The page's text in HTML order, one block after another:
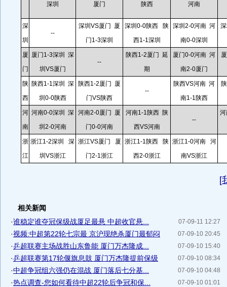
深圳 厦门 陕西 河南
深
圳
--
深圳VS厦门 厦
门1-3深圳
深圳0-0陕西 陕
西1-1深圳
深圳2-0河南 河
南0-0深圳
厦
门
厦门1-3深圳 深
圳VS厦门
--
陕西1-2厦门 延
期
厦门0-0河南 河
南2-0厦门
陕
西
陕西1-1深圳 深
圳0-0陕西
陕西1-2厦门 厦
门VS陕西
--
陕西VS河南 河
南1-1陕西
河
南
河南0-0深圳 深
圳2-0河南
河南2-0厦门 厦
门0-0河南
河南1-1陕西 陕
西VS河南
--
浙
江
浙江1-2深圳 深
圳VS浙江
浙江VS厦门 厦
门2-1浙江
浙江1-1陕西 陕
西2-0浙江
浙江1-0河南 河
南VS浙江
[
相关新闻
07-09-11 12:27
·谁稳定谁夺冠保级战厦足最悬 中超收官悬...
07-09-10 20:45
·视频:中超第22轮七宗最 京沪现绝杀厦门最郁闷
07-09-10 15:40
·乒超联赛主场战胜山东鲁能 厦门万杰隆成...
07-09-10 08:34
·乒超联赛第17轮偃旗息鼓 厦门万杰隆提前保级
07-09-10 04:48
·中超争冠组六强仍在混战 厦门落后七分基...
07-09-10 01:01
·热点调查-您如何看待中超22轮后争冠和保...